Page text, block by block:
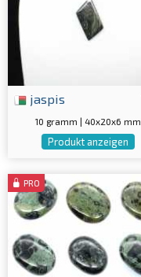
jaspis
10 gramm | 40x20x6 mm
Produkt anzeigen
PRO